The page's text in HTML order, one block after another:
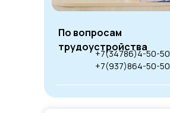
+7(34786)4-50-50
+7(937)864-50-50
По вопросам
трудоустройства